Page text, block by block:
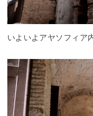
いよいよアヤソフィア